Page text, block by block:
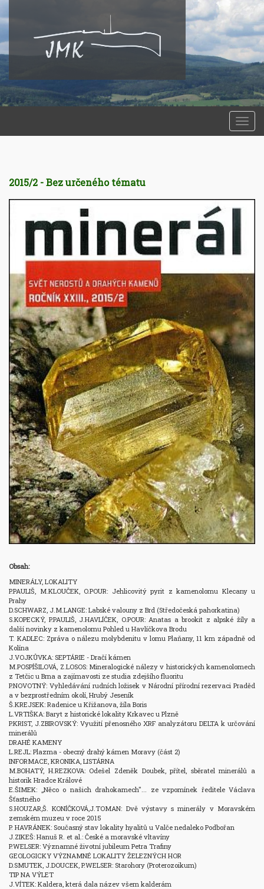
2015/2 - Bez určeného tématu
Obsah:
MINERÁLY, LOKALITY
P.PAULIŠ, M.KLOUČEK, O.POUR: Jehlicovitý pyrit z kamenolomu Klecany u
Prahy
D.SCHWARZ, J.M.LANGE: Labské valouny z Brd (Středočeská pahorkatina)
S.KOPECKÝ, P.PAULIŠ, J.HAVLÍČEK, O.POUR: Anatas a brookit z alpské žíly a
další novinky z kamenolomu Pohled u Havlíčkova Brodu
T. KADLEC: Zpráva o nálezu molybdenitu v lomu Plaňany, 11 km západně od
Kolína
J.VOJKŮVKA: SEPTÁRIE - Dračí kámen
M.POSPÍŠILOVÁ, Z.LOSOS: Mineralogické nálezy v historických kamenolomech
z Tetčic u Brna a zajímavosti ze studia zdejšího fluoritu
P.NOVOTNÝ: Vyhledávání rudních ložisek v Národní přírodní rezervaci Praděd
a v bezprostředním okolí, Hrubý Jeseník
Š.KREJSEK: Radenice u Křižanova, žíla Boris
L.VRTIŠKA: Baryt z historické lokality Krkavec u Plzně
P.KRIST, J.ZBIROVSKÝ: Využití přenosného XRF analyzátoru DELTA k určování
minerálů
DRAHÉ KAMENY
L.REJL: Plazma - obecný drahý kámen Moravy (část 2)
INFORMACE, KRONIKA, LISTÁRNA
M.BOHATÝ, H.REZKOVA: Odešel Zdeněk Doubek, přítel, sběratel minerálů a
historik Hradce Králové
E.ŠIMEK: „Něco o našich drahokamech"... ze vzpomínek ředitele Václava
Šťastného
S.HOUZAR,Š. KONÍČKOVÁ,J.TOMAN: Dvě výstavy s minerály v Moravském
zemském muzeu v roce 2015
P. HAVRÁNEK: Současný stav lokality hyalitů u Valče nedaleko Podbořan
J.ZIKEŠ: Hanuš R. et al.: České a moravské vltavíny
P.WELSER: Významné životní jubileum Petra Trafiny
GEOLOGICKY VÝZNAMNÉ LOKALITY ŽELEZNÝCH HOR
D.SMUTEK, J.DOUCEK, P.WELSER: Starohory (Proterozoikum)
TIP NA VÝLET
J.VÍTEK: Kaldera, která dala název všem kalderám